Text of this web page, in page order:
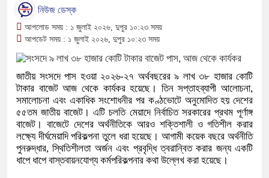
নিউজ ডেস্ক
আপলোড সময় : ১ জুলাই ২০২৬, দুপুর ১০:২৩ সময়
আপডেট সময় : ১ জুলাই ২০২৬, দুপুর ১০:২৩ সময়
জাতীয় সংসদে পাস হওয়া ২০২৬-২৭ অর্থবছরের ৯ লাখ ৩৮ হাজার কোটি
টাকার বাজেট আজ থেকে কার্যকর হয়েছে। তিন সপ্তাহব্যাপী আলোচনা,
সমালোচনা এবং একাধিক সংশোধনীর পর কণ্ঠভোটে অনুমোদিত হয় দেশের
৫৫তম জাতীয় বাজেট। এটি চলতি মেয়াদে নির্বাচিত সরকারের প্রথম পূর্ণাঙ্গ
বাজেট। বাজেটে দেশের অর্থনীতিকে আরও শক্তিশালী ও গতিশীল করার
লক্ষ্যে দীর্ঘমেয়াদি পরিকল্পনা তুলে ধরা হয়েছে। আগামী কয়েক বছরে অর্থনীতি
পুনরুদ্ধার, স্থিতিশীলতা অর্জন এবং প্রবৃদ্ধি ত্বরান্বিত করার জন্য একটি
ধাপে ধাপে বাস্তবায়নযোগ্য কর্মপরিকল্পনার কথা উল্লেখ করা হয়েছে।